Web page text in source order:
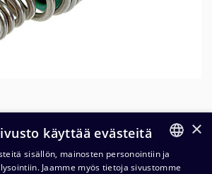
FINNISH
×
käyttää evästeitä
sisällön, mainosten personointiin ja
Jaamme myös tietoja sivustomme